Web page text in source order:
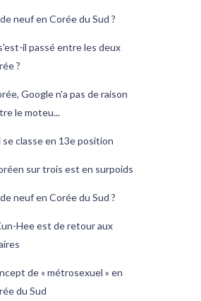
neuf en Corée du Sud ?
il passé entre les deux
?
Google n'a pas de raison
le moteu...
se classe en 13e position
sur trois est en surpoids
neuf en Corée du Sud ?
Hee est de retour aux
de « métrosexuel » en
du Sud